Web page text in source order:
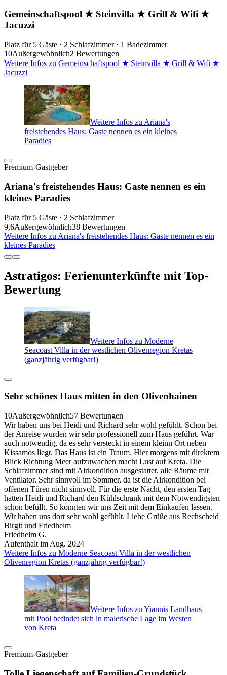
Gemeinschaftspool ★ Steinvilla ★ Grill & Wifi ★
Jacuzzi
Platz für 5 Gäste · 2 Schlafzimmer · 1 Badezimmer
10Außergewöhnlich2 Bewertungen
Weitere Infos zu Gemeinschaftspool ★ Steinvilla ★ Grill & Wifi ★
Jacuzzi
Weitere Infos zu Ariana's
freistehendes Haus: Gaste nennen es ein kleines
Paradies
Premium-Gastgeber
Ariana's freistehendes Haus: Gaste nennen es ein
kleines Paradies
Platz für 5 Gäste · 2 Schlafzimmer
9,6Außergewöhnlich38 Bewertungen
Weitere Infos zu Ariana's freistehendes Haus: Gaste nennen es ein
kleines Paradies
Astratigos: Ferienunterkünfte mit Top-
Bewertung
Weitere Infos zu Moderne
Seacoast Villa in der westlichen Olivenregion Kretas
(ganzjährig verfügbar!)
Sehr schönes Haus mitten in den Olivenhainen
10Außergewöhnlich57 Bewertungen
Wir haben uns bei Heidi und Richard sehr wohl gefühlt. Schon bei
der Anreise wurden wir sehr professionell zum Haus geführt. War
auch notwendig, da es sehr versteckt in einem kleinn Ort neben
Kissamos liegt. Das Haus ist ein Traum. Hier morgens mit direktem
Blick Richtung Meer aufzuwachen macht Lust auf Kreta. Die
Schlafzimmer sind mit Airkondition ausgestattet, alle Räume mit
Ventilator. Sehr sinnvoll im Sommer, da ist die Airkondition bei
offenen Türen nicht sinnvoll. Für die erste Nacht, den ersten Tag
hatten Heidi und Richard den Kühlschrank mit dem Notwendigsten
schon befüllt. So konnten wir uns Zeit mit dem Einkaufen lassen.
Wir haben uns dort sehr wohl gefühlt. Liebe Grüße aus Rechscheid
Birgit und Friedhelm
Friedhelm G.
Aufenthalt im Aug. 2024
Weitere Infos zu Moderne Seacoast Villa in der westlichen
Olivenregion Kretas (ganzjährig verfügbar!)
Weitere Infos zu Yiannis Landhaus
mit Pool befindet sich in malerische Lage im Westen
von Kreta
Premium-Gastgeber